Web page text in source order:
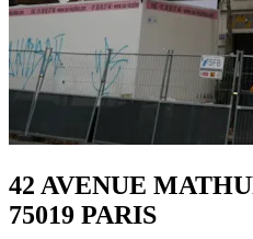
42 AVENUE
75019 PARIS